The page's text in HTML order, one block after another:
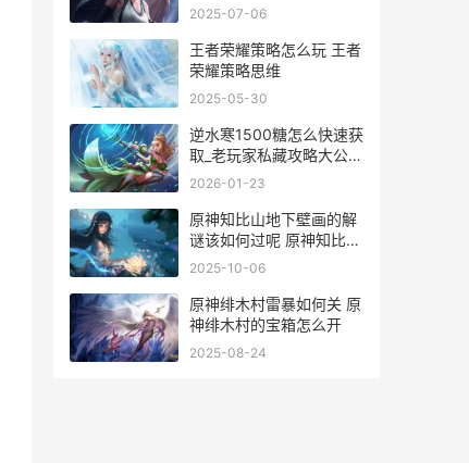
界赛
2025-07-06
王者荣耀策略怎么玩 王者
荣耀策略思维
2025-05-30
逆水寒1500糖怎么快速获
取_老玩家私藏攻略大公开
_
2026-01-23
原神知比山地下壁画的解
谜该如何过呢 原神知比山
地下壁画
2025-10-06
原神绯木村雷暴如何关 原
神绯木村的宝箱怎么开
2025-08-24